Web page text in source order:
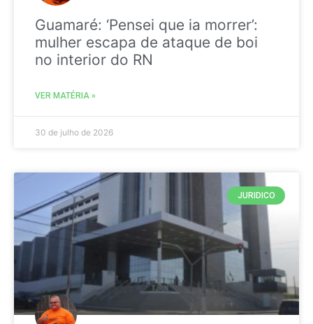
Guamaré: ‘Pensei que ia morrer’:
mulher escapa de ataque de boi
no interior do RN
VER MATÉRIA »
30 de julho de 2026
JURIDICO